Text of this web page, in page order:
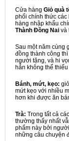
Cửa hàng Giỏ quà
phối chính thức các
hàng nhập khẩu
Thành Đồng Nai và
Sau một năm cùng
đồng thành công
người tặng, và hi
hẳn không thể
Bánh, mứt, kẹo:
mứt kẹo với nhiều
hơn khi được ăn
Trà: Trong tất cả
thường thấy nhất
phẩm này bởi
những câu chuyện